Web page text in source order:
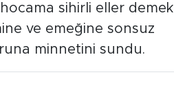
hocama sihirli eller demek
ve emeğine sonsuz
minnetini sundu.